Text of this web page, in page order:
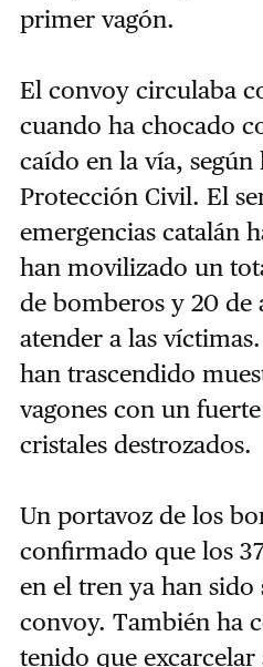
primer vagón.
El convoy circulaba
cuando ha chocado
caído en la vía,
Protección Civil. El
emergencias catalán
han movilizado un
de bomberos y 20 de
atender a las
han trascendido
vagones con un
cristales destrozados.
Un portavoz de los
confirmado que los
en el tren ya han sido
convoy. También ha
tenido que excarcelar